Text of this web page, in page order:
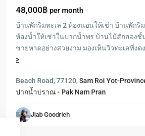
48,000฿ per month
บ้านพักริมทะเล 2 ห้องนอนให้เช่า บ้านพักริ
ห้องน้ำให้เช่าในปากน้ำพร บ้านไม้สักสอง
ชายหาดอย่างสวยงาม มองเห็นวิวทะเลที่งด
>
Beach Road, 77120,Sam Roi Yot-
ปากน้ำปราณ - Pak Nam Pran
Jiab Goodrich
Pranburi
ปราณ
-
Pak
Nam